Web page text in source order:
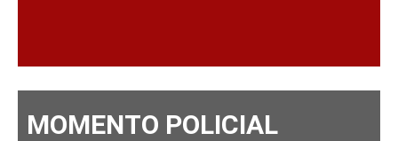
MOMENTO POLICIAL